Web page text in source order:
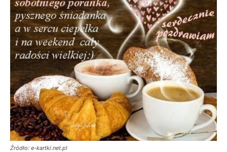
Źródło: e-kartki.net.pl